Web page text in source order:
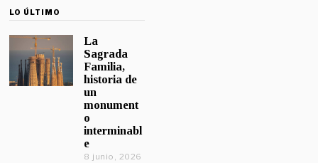
LO ÚLTIMO
La
Sagrada
Familia,
historia de
un
monument
o
interminabl
e
8 junio, 2026